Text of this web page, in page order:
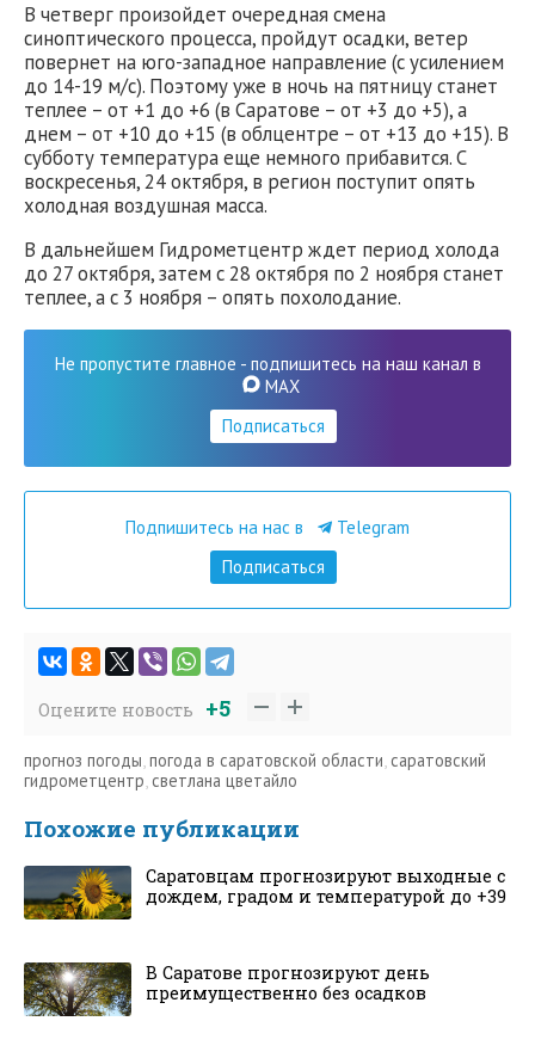
В четверг произойдет очередная смена
синоптического процесса, пройдут осадки, ветер
повернет на юго-западное направление (с усилением
до 14-19 м/с). Поэтому уже в ночь на пятницу станет
теплее – от +1 до +6 (в Саратове – от +3 до +5), а
днем – от +10 до +15 (в облцентре – от +13 до +15). В
субботу температура еще немного прибавится. С
воскресенья, 24 октября, в регион поступит опять
холодная воздушная масса.
В дальнейшем Гидрометцентр ждет период холода
до 27 октября, затем с 28 октября по 2 ноября станет
теплее, а с 3 ноября – опять похолодание.
Не пропустите главное - подпишитесь на наш канал в
MAX
Подписаться
Подпишитесь на нас в
Telegram
Подписаться
Оцените новость +5
прогноз погоды,погода в саратовской области, саратовский
гидрометцентр, светлана цветайло
Похожие публикации
Саратовцам прогнозируют выходные с
дождем, градом и температурой до +39
В Саратове прогнозируют день
преимущественно без осадков